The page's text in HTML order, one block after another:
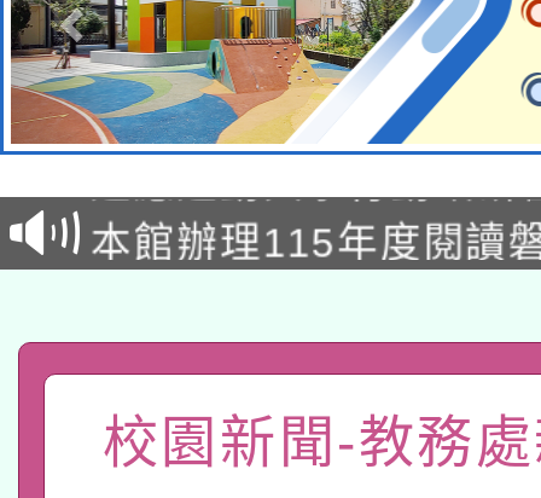
本校115學年度第2次
招甄選結果公告(無人
招)
適應運動共學行動站研
本館辦理115年度閱讀
科技賦能─人工智慧
礎課程
A3數位素養講師名單
「數位內容與教學軟
pilot」
有關大陸委員會函釋公
校園新聞-教務